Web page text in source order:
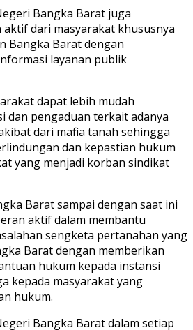
Bangka Barat juga
dari masyarakat khususnya
Bangka Barat dengan
layanan publik
dapat lebih mudah
dan pengaduan terkait adanya
dari mafia tanah sehingga
dan kepastian hukum
yang menjadi korban sindikat
Barat sampai dengan saat ini
aktif dalam membantu
sengketa pertanahan yang
Barat dengan memberikan
hukum kepada instansi
kepada masyarakat yang
hukum.
Bangka Barat dalam setiap